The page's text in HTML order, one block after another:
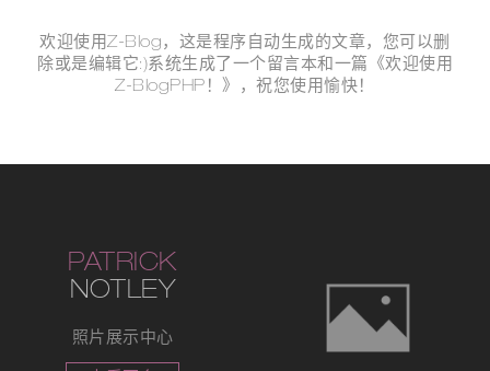
欢迎使用Z-Blog，这是程序自动生成的文章，您可以删
除或是编辑它:)系统生成了一个留言本和一篇《欢迎使用
Z-BlogPHP！》，祝您使用愉快！
PATRICK
NOTLEY
照片展示中心